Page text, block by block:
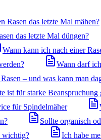
Rasen das letzte Mal mähen?
das letzte Mal düngen?
Wann kann ich nach einer
Wann darf
– und was kann man
ist für starke Beanspruchung
für Spindelmäher
Sollte organisch
wichtig?
Ich habe